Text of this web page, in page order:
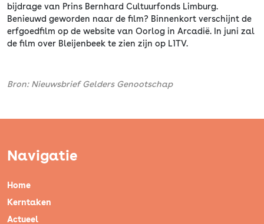
bijdrage van Prins Bernhard Cultuurfonds Limburg.
Benieuwd geworden naar de film? Binnenkort verschijnt de
erfgoedfilm op de website van Oorlog in Arcadië. In juni zal
de film over Bleijenbeek te zien zijn op L1TV.
Bron: Nieuwsbrief Gelders Genootschap
Navigatie
Home
Kerntaken
Actueel